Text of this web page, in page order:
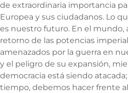
de extraordinaria importancia
Europea y sus ciudadanos. Lo
es nuestro futuro. En el mundo,
retorno de las potencias
amenazados por la guerra en
y el peligro de su expansión,
democracia está siendo
tiempo, debemos hacer frente